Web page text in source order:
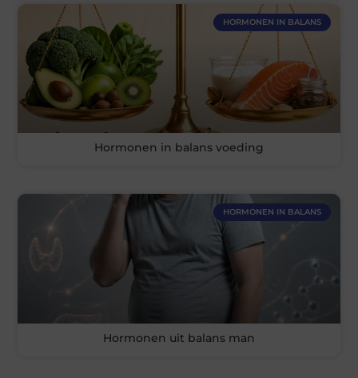
HORMONEN IN BALANS
Hormonen in balans voeding
HORMONEN IN BALANS
Hormonen uit balans man